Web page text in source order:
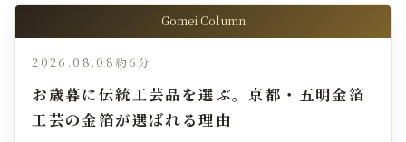
Gomei Column
2026.08.08 約6分
お歳暮に伝統工芸品を選ぶ。京都・五明金箔
工芸の金箔が選ばれる理由